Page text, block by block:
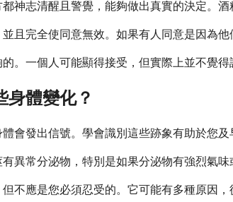
神志清醒且警覺，能夠做出真實的決定。
且完全使同意無效。如果有人同意是因為
。一個人可能顯得接受，但實際上並不覺
身體變化？
會發出信號。學會識別這些跡象有助於您
異常分泌物，特別是如果分泌物有強烈氣
不應是您必須忍受的。它可能有多種原因